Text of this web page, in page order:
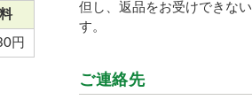
円
但し、返品をお受けできな
す。
ご連絡先